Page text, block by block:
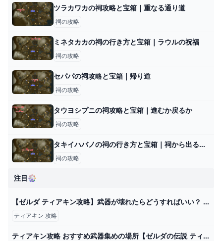
ツラカワカの祠攻略と宝箱｜重なる通り道
祠の攻略
ミネタカカの祠の行き方と宝箱｜ラウルの祝福
祠の攻略
セパパの祠攻略と宝箱｜帰り道
祠の攻略
タウヨシプニの祠攻略と宝箱｜進むか戻るか
祠の攻略
タキイハバノの祠の行き方と宝箱｜祠から出る方法
祠の攻略
注目🎡
【ゼルダ ティアキン攻略】武器が壊れたらどうすればいい？ 対策を解説【ティアーズ オブ ザ キングダム】 ゲーム・エンタメ最新情報のファミ通.com
ティアキン 攻略
ティアキン攻略 おすすめ武器集めの場所【ゼルダの伝説 ティアーズオブザキングダム】